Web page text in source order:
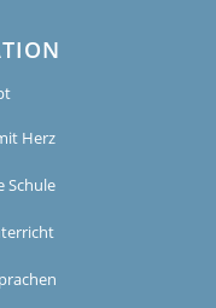
Herz
Schule